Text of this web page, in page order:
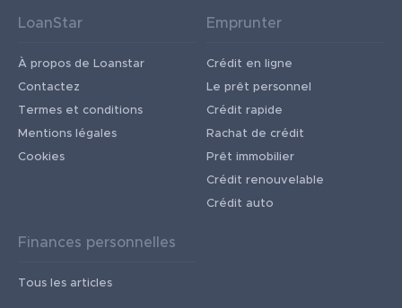
LoanStar
À propos de Loanstar
Contactez
Termes et conditions
Mentions légales
Cookies
Emprunter
Crédit en ligne
Le prêt personnel
Crédit rapide
Rachat de crédit
Prêt immobilier
Crédit renouvelable
Crédit auto
Finances personnelles
Tous les articles